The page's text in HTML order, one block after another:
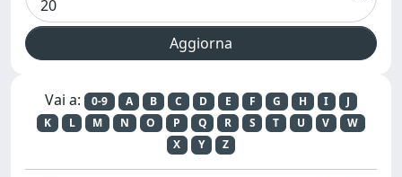
Vai a: 0-9 A B C D E F G H I
J
K
L M N O P Q R S T U V
W
X
Y Z